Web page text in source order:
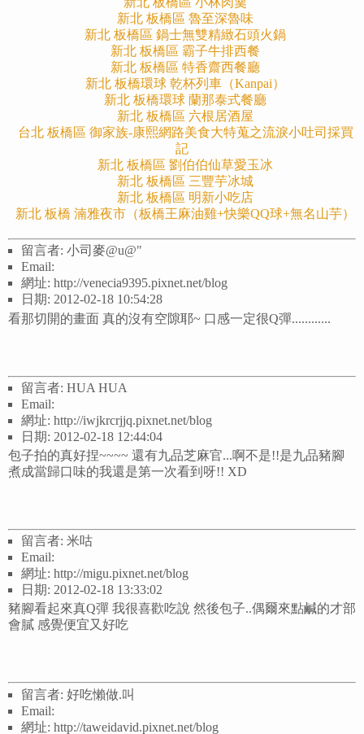
新北 板橋區 魯至深魯味
新北 板橋區 鍋士無雙精緻石頭火鍋
新北 板橋區 霸子牛排西餐
新北 板橋區 特香齋西餐廳
新北 板橋環球 乾杯列車（Kanpai）
新北 板橋環球 蘭那泰式餐廳
新北 板橋區 六根居酒屋
台北 板橋區 御家族-康熙網路美食大特蒐之流淚小吐司採買
記
新北 板橋區 劉伯伯仙草愛玉冰
新北 板橋區 三豐芋冰城
新北 板橋區 明新小吃店
新北 板橋 湳雅夜市（板橋王麻油雞+快樂QQ球+無名山芋）
留言者: 小司麥@u@"
Email:
網址: http://venecia9395.pixnet.net/blog
日期: 2012-02-18 10:54:28
看那切開的畫面 真的沒有空隙耶~ 口感一定很Q彈............
留言者: HUA HUA
Email:
網址: http://iwjkrcrjjq.pixnet.net/blog
日期: 2012-02-18 12:44:04
包子拍的真好捏~~~~ 還有九品芝麻官...啊不是!!是九品豬腳
煮成當歸口味的我還是第一次看到呀!! XD
留言者: 米咕
Email:
網址: http://migu.pixnet.net/blog
日期: 2012-02-18 13:33:02
豬腳看起來真Q彈 我很喜歡吃說 然後包子..偶爾來點鹹的才部
會膩 感覺便宜又好吃
留言者: 好吃懶做.叫
Email:
網址: http://taweidavid.pixnet.net/blog